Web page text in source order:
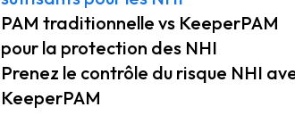
PAM traditionnelle vs KeeperPAM
pour la protection des NHI
Prenez le contrôle du risque NHI
KeeperPAM